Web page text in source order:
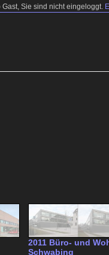
Gast, Sie sind nicht eingeloggt.
2011 Büro- und
Schwabing